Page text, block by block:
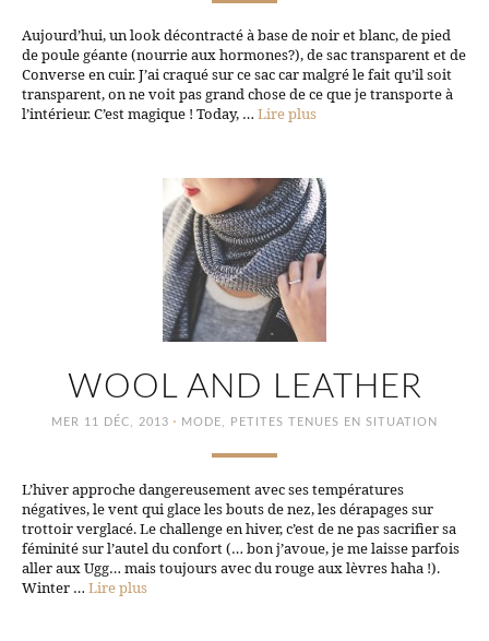
Aujourd’hui, un look décontracté à base de noir et blanc, de pied
de poule géante (nourrie aux hormones?), de sac transparent et de
Converse en cuir. J’ai craqué sur ce sac car malgré le fait qu’il soit
transparent, on ne voit pas grand chose de ce que je transporte à
l’intérieur. C’est magique ! Today, … Lire plus
WOOL AND LEATHER
MER 11 DÉC, 2013 · MODE PETITES TENUES EN SITUATION
L’hiver approche dangereusement avec ses températures
négatives, le vent qui glace les bouts de nez, les dérapages sur
trottoir verglacé. Le challenge en hiver, c’est de ne pas sacrifier sa
féminité sur l’autel du confort (… bon j’avoue, je me laisse parfois
aller aux Ugg… mais toujours avec du rouge aux lèvres haha !).
Winter … Lire plus